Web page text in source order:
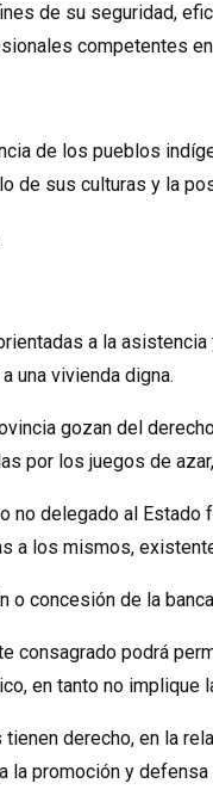
de su seguridad,
competentes
de los pueblos
de sus culturas y la
a la
una vivienda digna.
gozan del
por los juegos de
no delegado al
a los mismos,
o concesión de la
consagrado podrá
en tanto no implique
derecho, en la
la promoción y